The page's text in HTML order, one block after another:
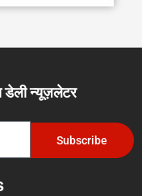
डेली न्यूज़लेटर
Subscribe